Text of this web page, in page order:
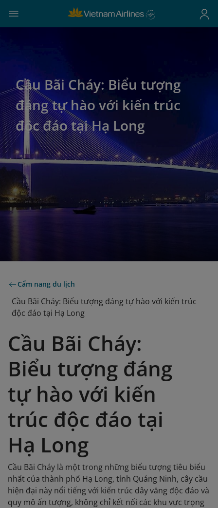
Cầu Bãi Cháy: Biểu tượng
đáng tự hào với kiến trúc
độc đáo tại Hạ Long
Cẩm nang du lịch
Cầu Bãi Cháy: Biểu tượng đáng tự hào với kiến trúc
độc đáo tại Hạ Long
Cầu Bãi Cháy:
Biểu tượng đáng
tự hào với kiến
trúc độc đáo tại
Hạ Long
Cầu Bãi Cháy là một trong những biểu tượng tiêu biểu
nhất của thành phố Hạ Long, tỉnh Quảng Ninh, cây cầu
hiện đại này nổi tiếng với kiến trúc dây văng độc đáo và
quy mô ấn tượng, không chỉ kết nối các khu vực trọng